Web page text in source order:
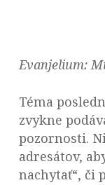
Evanjelium:
Téma
zvykne
pozornosti.
adresátov,
nachytať“, či